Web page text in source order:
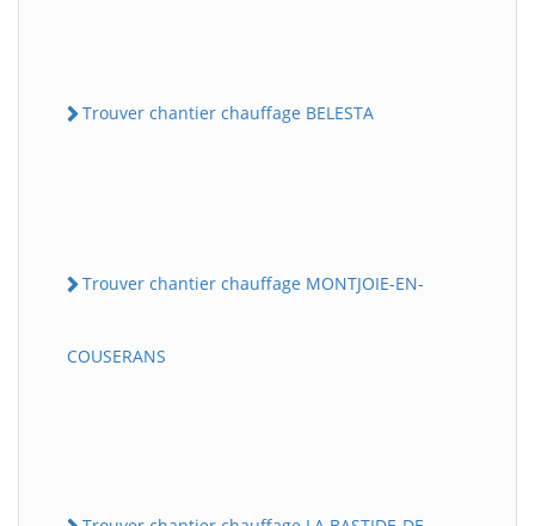
Trouver chantier chauffage BELESTA
Trouver chantier chauffage MONTJOIE-EN-
COUSERANS